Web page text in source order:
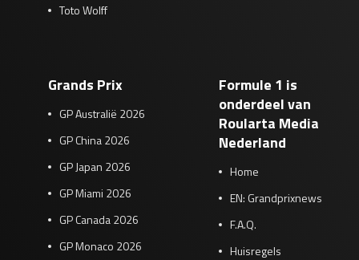
Toto Wolff
Grands Prix
GP Australië 2026
GP China 2026
GP Japan 2026
GP Miami 2026
GP Canada 2026
GP Monaco 2026
Formule 1 is
onderdeel van
Roularta Media
Nederland
Home
EN: Grandprixnews
F.A.Q.
Huisregels